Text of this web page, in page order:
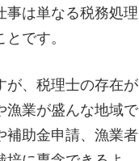
は単なる税務処理
です。
が、税理士の存在が
漁業が盛んな地域で
補助金申請、漁業者